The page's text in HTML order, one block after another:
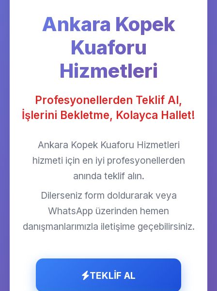
Ankara Kopek
Kuaforu
Hizmetleri
Profesyonellerden Teklif Al,
İşlerini Bekletme, Kolayca Hallet!
Ankara Kopek Kuaforu Hizmetleri
hizmeti için en iyi profesyonellerden
anında teklif alın.
Dilerseniz form doldurarak veya
WhatsApp üzerinden hemen
danışmanlarımızla iletişime geçebilirsiniz.
TEKLİF AL